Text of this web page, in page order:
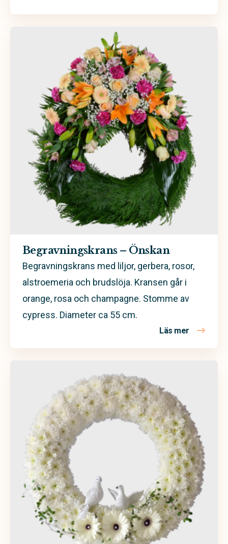
Begravningskrans – Önskan
Begravningskrans med liljor, gerbera, rosor,
alstroemeria och brudslöja. Kransen går i
orange, rosa och champagne. Stomme av
cypress. Diameter ca 55 cm.
Läs mer om